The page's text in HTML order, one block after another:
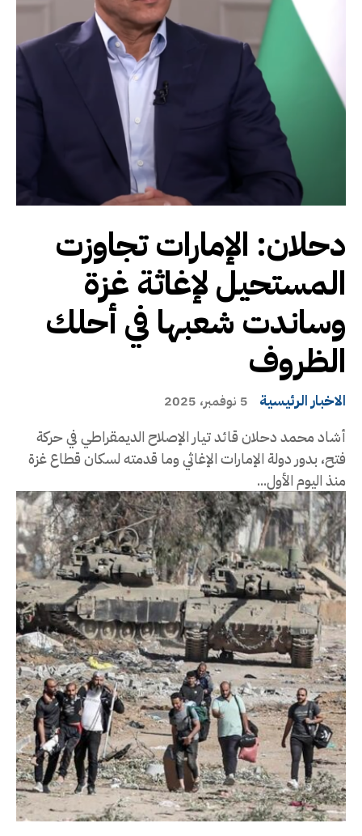
دحلان: الإمارات تجاوزت
المستحيل لإغاثة غزة
وساندت شعبها في أحلك
الظروف
الاخبار الرئيسية 5 نوفمبر، 2025
أشاد محمد دحلان قائد تيار الإصلاح الديمقراطي في حركة
فتح، بدور دولة الإمارات الإغاثي وما قدمته لسكان قطاع غزة
منذ اليوم الأول...